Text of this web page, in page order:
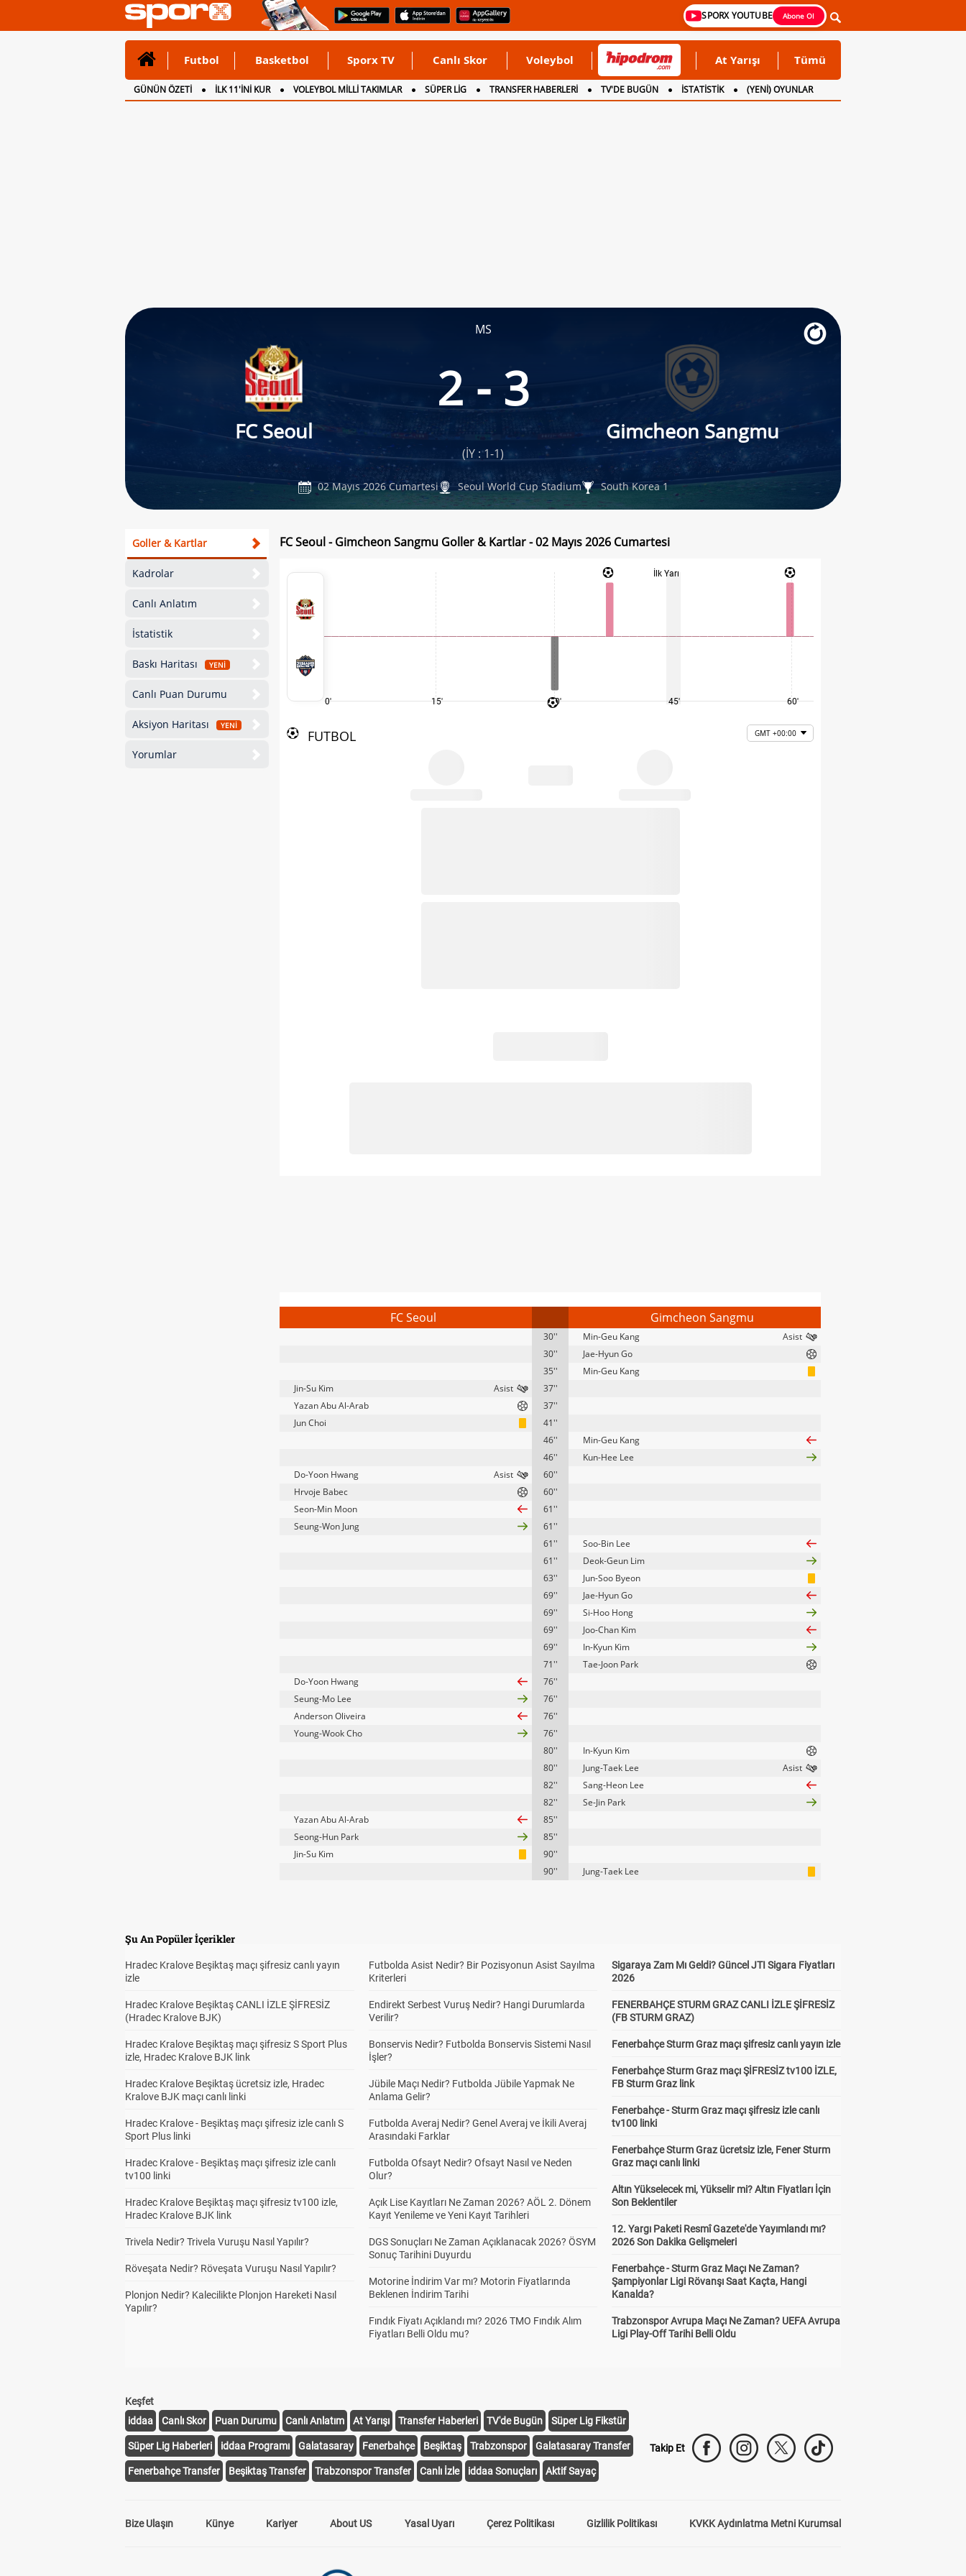
SPORX YOUTUBE Abone Ol
Futbol Basketbol Sporx TV Canlı Skor Voleybol At Yarışı Tümü
GÜNÜN ÖZETİ İLK 11'İNİ KUR VOLEYBOL MİLLİ TAKIMLAR SÜPER LİG TRANSFER HABERLERİ TV'DE BUGÜN İSTATİSTİK
(YENİ) OYUNLAR
CANLI ANLATIM
İNGİLTERE
MS
FC Seoul
2 - 3
Gimcheon Sangmu
(İY : 1-1)
02 Mayıs 2026 Cumartesi Seoul World Cup Stadium South Korea 1
Goller & Kartlar
Kadrolar
Canlı Anlatım
İstatistik
Baskı Haritası YENİ
Canlı Puan Durumu
Aksiyon Haritası YENİ
Yorumlar
FC Seoul - Gimcheon Sangmu Goller & Kartlar - 02 Mayıs 2026 Cumartesi
0' 15' 30'
İlk Yarı
45' 60'
FUTBOL GMT +00:00
FC Seoul Gimcheon Sangmu
30''
Min-Geu Kang
30''
Jae-Hyun Go
35''
Min-Geu Kang
Jin-Su Kim
37''
Yazan Abu Al-Arab
37''
Jun Choi
41''
46''
Min-Geu Kang
46''
Kun-Hee Lee
Do-Yoon Hwang
60''
Hrvoje Babec
60''
Seon-Min Moon
61''
Seung-Won Jung
61''
61''
Soo-Bin Lee
61''
Deok-Geun Lim
63''
Jun-Soo Byeon
69''
Jae-Hyun Go
69''
Si-Hoo Hong
69''
Joo-Chan Kim
69''
In-Kyun Kim
71''
Tae-Joon Park
Do-Yoon Hwang
76''
Seung-Mo Lee
76''
Anderson Oliveira
76''
Young-Wook Cho
76''
80''
In-Kyun Kim
80''
Jung-Taek Lee
82''
Sang-Heon Lee
82''
Se-Jin Park
Yazan Abu Al-Arab
85''
Seong-Hun Park
85''
Jin-Su Kim
90''
90''
Jung-Taek Lee
Şu An Popüler İçerikler
Hradec Kralove Beşiktaş maçı şifresiz canlı yayın
izle
Hradec Kralove Beşiktaş CANLI İZLE ŞİFRESİZ
(Hradec Kralove BJK)
Hradec Kralove Beşiktaş maçı şifresiz S Sport Plus
izle, Hradec Kralove BJK link
Hradec Kralove Beşiktaş ücretsiz izle, Hradec
Kralove BJK maçı canlı linki
Hradec Kralove - Beşiktaş maçı şifresiz izle canlı S
Sport Plus linki
Hradec Kralove - Beşiktaş maçı şifresiz izle canlı
tv100 linki
Hradec Kralove Beşiktaş maçı şifresiz tv100 izle,
Hradec Kralove BJK link
Trivela Nedir? Trivela Vuruşu Nasıl Yapılır?
Röveşata Nedir? Röveşata Vuruşu Nasıl Yapılır?
Plonjon Nedir? Kalecilikte Plonjon Hareketi Nasıl
Yapılır?
Futbolda Asist Nedir? Bir Pozisyonun Asist Sayılma
Kriterleri
Endirekt Serbest Vuruş Nedir? Hangi Durumlarda
Verilir?
Bonservis Nedir? Futbolda Bonservis Sistemi Nasıl
İşler?
Jübile Maçı Nedir? Futbolda Jübile Yapmak Ne
Anlama Gelir?
Futbolda Averaj Nedir? Genel Averaj ve İkili Averaj
Arasındaki Farklar
Futbolda Ofsayt Nedir? Ofsayt Nasıl ve Neden
Olur?
Açık Lise Kayıtları Ne Zaman 2026? AÖL 2. Dönem
Kayıt Yenileme ve Yeni Kayıt Tarihleri
DGS Sonuçları Ne Zaman Açıklanacak 2026? ÖSYM
Sonuç Tarihini Duyurdu
Motorine İndirim Var mı? Motorin Fiyatlarında
Beklenen İndirim Tarihi
Fındık Fiyatı Açıklandı mı? 2026 TMO Fındık Alım
Fiyatları Belli Oldu mu?
Sigaraya Zam Mı Geldi? Güncel JTI Sigara Fiyatları
2026
FENERBAHÇE STURM GRAZ CANLI İZLE ŞİFRESİZ
(FB STURM GRAZ)
Fenerbahçe Sturm Graz maçı şifresiz canlı yayın izle
Fenerbahçe Sturm Graz maçı ŞİFRESİZ tv100 İZLE,
FB Sturm Graz link
Fenerbahçe - Sturm Graz maçı şifresiz izle canlı
tv100 linki
Fenerbahçe Sturm Graz ücretsiz izle, Fener Sturm
Graz maçı canlı linki
Altın Yükselecek mi, Yükselir mi? Altın Fiyatları İçin
Son Beklentiler
12. Yargı Paketi Resmî Gazete'de Yayımlandı mı?
2026 Son Dakika Gelişmeleri
Fenerbahçe - Sturm Graz Maçı Ne Zaman?
Şampiyonlar Ligi Rövanşı Saat Kaçta, Hangi
Kanalda?
Trabzonspor Avrupa Maçı Ne Zaman? UEFA Avrupa
Ligi Play-Off Tarihi Belli Oldu
Keşfet
iddaa
Canlı Skor Puan Durumu Canlı Anlatım At Yarışı Transfer Haberleri TV'de Bugün Süper Lig Fikstür
Süper Lig Haberleri iddaa Programı Galatasaray Fenerbahçe Beşiktaş Trabzonspor Galatasaray Transfer
Fenerbahçe Transfer Beşiktaş Transfer Trabzonspor Transfer Canlı İzle iddaa Sonuçları Aktif Sayaç
Takip Et
Bize Ulaşın Künye Kariyer About US Yasal Uyarı Çerez Politikası Gizlilik Politikası KVKK Aydınlatma Metni Kurumsal